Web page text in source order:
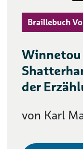
Braillebuch
der
von Karl